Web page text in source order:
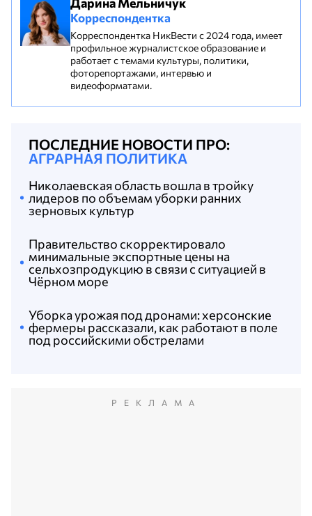
Корреспондентка
Корреспондентка НикВести с 2024 года, имеет
профильное журналистское образование и
работает с темами культуры, политики,
фоторепортажами, интервью и
видеоформатами.
ПОСЛЕДНИЕ НОВОСТИ ПРО:
АГРАРНАЯ ПОЛИТИКА
Уборка урожая под дронами: херсонские
фермеры рассказали, как работают в поле
под российскими обстрелами
Правительство скорректировало
минимальные экспортные цены на
сельхозпродукцию в связи с ситуацией в
Чёрном море
Николаевская область вошла в тройку
лидеров по объемам уборки ранних
зерновых культур
РЕКЛАМА